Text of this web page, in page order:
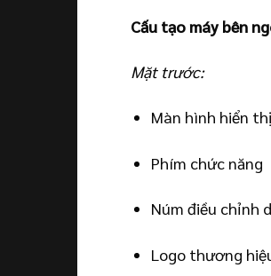
Cấu tạo máy bên
Mặt trước:
Màn hình hiển
Phím chức năng
Núm điều chỉnh
Logo thương